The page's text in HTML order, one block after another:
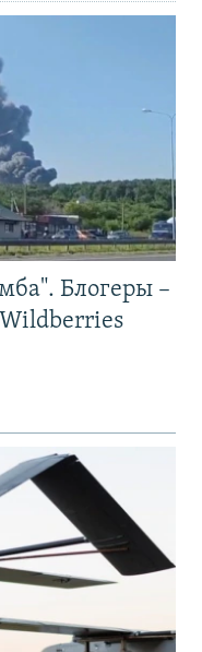
Блогеры –
Wildberries